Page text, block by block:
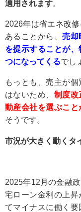
適用されます。
2026年は省エネ改
あることから、売却
を提示することが
つになってくるでし
もっとも、売主が
はないため、 制度改
動産会社を選ぶこ
そうです。
市況が大きく動くタ
2025年12月の金融
宅ローン金利の上
てマイナスに働く要